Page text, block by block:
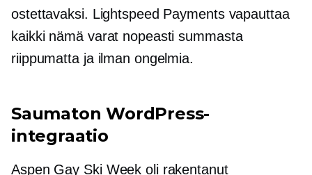
ostettavaksi. Lightspeed Payments vapauttaa
kaikki nämä varat nopeasti summasta
riippumatta ja ilman ongelmia.
Saumaton WordPress-
integraatio
Aspen Gay Ski Week oli rakentanut